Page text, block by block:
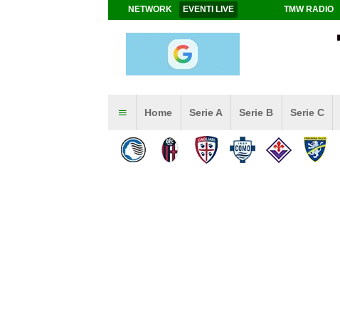
NETWORK EVENTI LIVE TMW RADIO
Home Serie A Serie B Serie C